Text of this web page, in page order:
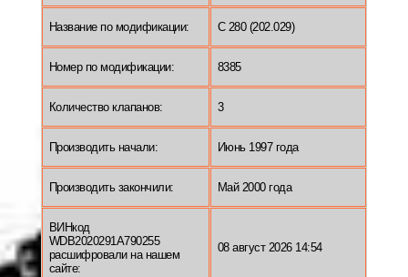
Название по модификации: C 280 (202.029)
Номер по модификации: 8385
Количество клапанов: 3
Производить начали: Июнь 1997 года
Производить закончили: Май 2000 года
ВИНкод
WDB2020291A790255
расшифровали на нашем
сайте:
08 август 2026 14:54